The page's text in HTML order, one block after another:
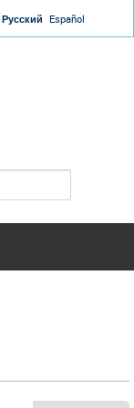
Русский Español